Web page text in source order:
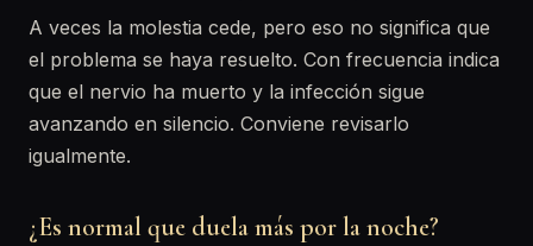
A veces la molestia cede, pero eso no significa que
el problema se haya resuelto. Con frecuencia indica
que el nervio ha muerto y la infección sigue
avanzando en silencio. Conviene revisarlo
igualmente.
¿Es normal que duela más por la noche?